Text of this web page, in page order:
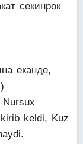
секинрок
еканде,
keldi, Kuz